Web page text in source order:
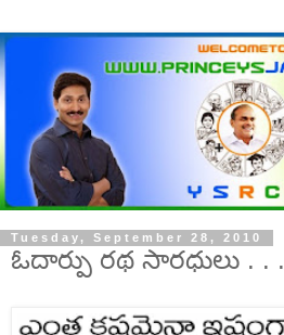
Tuesday, September 28, 2010
ఓదార్పు రథ సారధులు . . .